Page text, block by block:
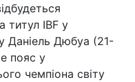
титул IBF у
Даніель Дюбуа (21-
пояс у
чемпіона світу